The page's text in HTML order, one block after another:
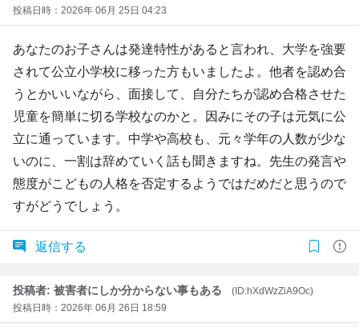
投稿日時：2026年 06月 25日 04:23
あなたのお子さんは発達特性があると言われ、大学を強要
されて公立小学校に移った方もいましたよ。他者を認め合
うとかいいながら、面接して、自分たちが認め合格させた
児童を簡単に切る学校なのかと。因みにその子は元気に公
立に通っています。中学や高校も、元々学年の人数が少な
いのに、一割は辞めていく話も聞きますね。先生の発言や
態度がこどもの人格を否定するようではだめだと思うので
すがどうでしょう。
返信する
投稿者: 被害者にしか分からない事もある
(ID:hXdWzZiA9Oc)
投稿日時：2026年 06月 26日 18:59